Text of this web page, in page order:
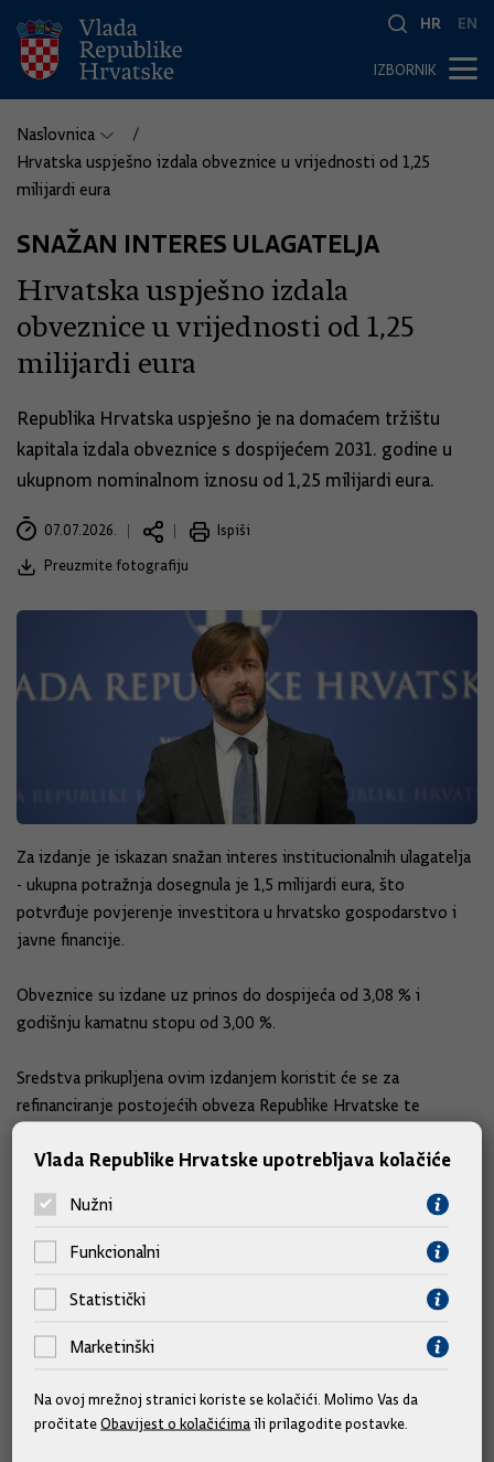
HR EN
IZBORNIK
Naslovnica
Hrvatska uspješno izdala obveznice u vrijednosti od 1,25
milijardi eura
SNAŽAN INTERES ULAGATELJA
Hrvatska uspješno izdala
obveznice u vrijednosti od 1,25
milijardi eura
Republika Hrvatska uspješno je na domaćem tržištu
kapitala izdala obveznice s dospijećem 2031. godine u
ukupnom nominalnom iznosu od 1,25 milijardi eura.
07.07.2026.
Ispiši
Preuzmite fotografiju
Za izdanje je iskazan snažan interes institucionalnih ulagatelja
- ukupna potražnja dosegnula je 1,5 milijardi eura, što
potvrđuje povjerenje investitora u hrvatsko gospodarstvo i
javne financije.
Obveznice su izdane uz prinos do dospijeća od 3,08 % i
godišnju kamatnu stopu od 3,00 %.
Sredstva prikupljena ovim izdanjem koristit će se za
refinanciranje postojećih obveza Republike Hrvatske te
Riječ je o još jednom uspješnom izlasku Republike Hrvatske na
domaće tržište kapitala, koji potvrđuje njezin status
pouzdanog i atraktivnog izdavatelja među ulagateljima.
Izvor: MFIN/Vlada
Slične vijesti
Vlada Republike Hrvatske upotrebljava kolačiće
Nužni
Funkcionalni
Statistički
Marketinški
Na ovoj mrežnoj stranici koriste se kolačići. Molimo Vas da
pročitateObavijest o kolačićima ili prilagodite postavke.